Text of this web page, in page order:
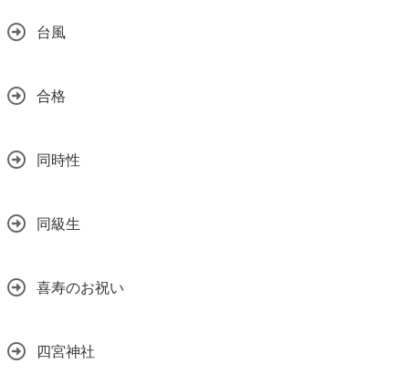
台風
合格
同時性
同級生
喜寿のお祝い
四宮神社